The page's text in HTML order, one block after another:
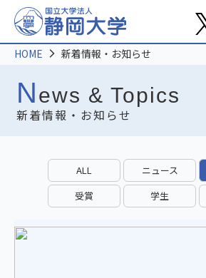
News & Topics
新着情報・お知らせ
HOME 新着情報・お知らせ
ALL ニュース
受賞
学生